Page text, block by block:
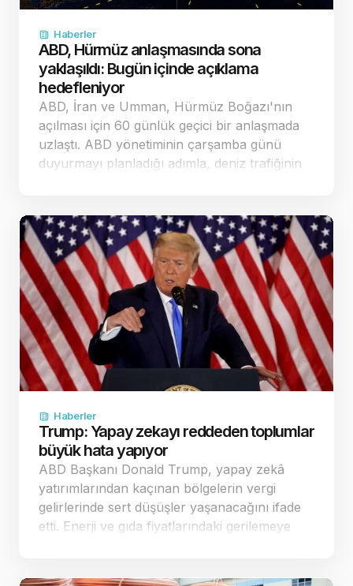
Haberler
ABD, Hürmüz anlaşmasında sona
yaklaşıldı: Bugün içinde açıklama
hedefleniyor
ABD, İran ve Umman, Hürmüz Boğazı'nın
açılması için 60 günlük geçici bir anlaşmada
uzlaştı. ABD yönetiminin çarşamba günü
duyurmayı planladığı adımla, deniz trafiğinin
Haberler
Trump: Yapay zekayı reddeden toplumlar
büyük hata yapıyor
ABD Başkanı Donald Trump, yapay zekâ
yatırımlarından kaçınan bölgelerin vergi
gelirlerinde sert düşüşler yaşanacağını ifade
etti. Enerji ve gıda fiyatlarındaki gerilemeye